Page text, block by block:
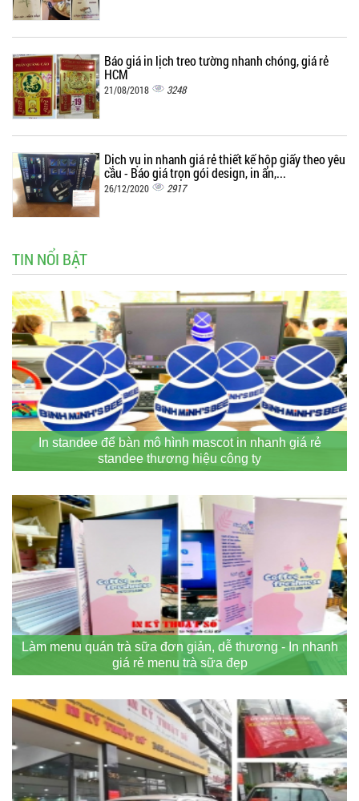
Báo giá in lịch treo tường nhanh chóng, giá rẻ
HCM
21/08/2018 3248
Dịch vụ in nhanh giá rẻ thiết kế hộp giấy theo yêu
cầu - Báo giá trọn gói design, in ấn,...
26/12/2020 2917
TIN NỔI BẬT
In standee để bàn mô hình mascot in nhanh giá rẻ
standee thương hiệu công ty
Làm menu quán trà sữa đơn giản, dễ thương - In nhanh
giá rẻ menu trà sữa đẹp